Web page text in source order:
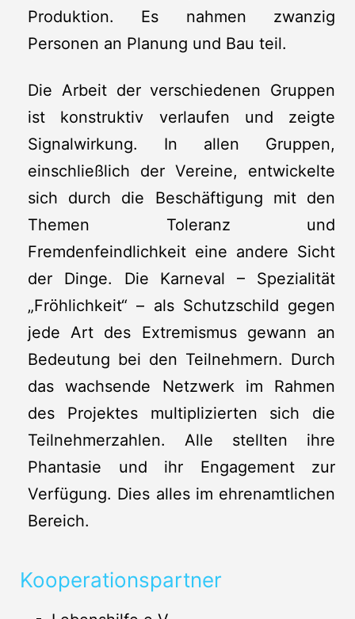
Produktion. Es nahmen zwanzig
Personen an Planung und Bau teil.
Die Arbeit der verschiedenen Gruppen
ist konstruktiv verlaufen und zeigte
Signalwirkung. In allen Gruppen,
einschließlich der Vereine, entwickelte
sich durch die Beschäftigung mit den
Themen Toleranz und
Fremdenfeindlichkeit eine andere Sicht
der Dinge. Die Karneval – Spezialität
„Fröhlichkeit“ – als Schutzschild gegen
jede Art des Extremismus gewann an
Bedeutung bei den Teilnehmern. Durch
das wachsende Netzwerk im Rahmen
des Projektes multiplizierten sich die
Teilnehmerzahlen. Alle stellten ihre
Phantasie und ihr Engagement zur
Verfügung. Dies alles im ehrenamtlichen
Bereich.
Kooperationspartner